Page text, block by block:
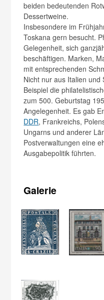
beiden bedeutenden
Dessertweine.
Insbesondere im
Toskana gern besucht.
Gelegenheit, sich
beschäftigen. Marken,
mit entsprechenden
Nicht nur aus Italien und
Beispiel die
zum 500. Geburtstag
Angelegenheit. Es gab
DDR, Frankreichs,
Ungarns und anderer
Postverwaltungen eine
Ausgabepolitik führten.
Galerie